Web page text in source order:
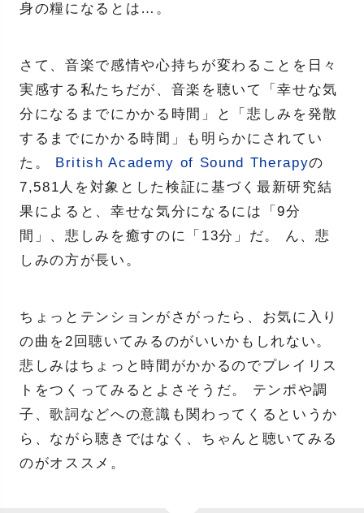
身の糧になるとは…。
さて、音楽で感情や心持ちが変わることを日々
実感する私たちだが、音楽を聴いて「幸せな気
分になるまでにかかる時間」と「悲しみを発散
するまでにかかる時間」も明らかにされてい
た。 British Academy of Sound Therapyの
7,581人を対象とした検証に基づく最新研究結
果によると、幸せな気分になるには「9分
間」、悲しみを癒すのに「13分」だ。 ん、悲
しみの方が長い。
ちょっとテンションがさがったら、お気に入り
の曲を2回聴いてみるのがいいかもしれない。
悲しみはちょっと時間がかかるのでプレイリス
トをつくってみるとよさそうだ。 テンポや調
子、歌詞などへの意識も関わってくるというか
ら、ながら聴きではなく、ちゃんと聴いてみる
のがオススメ。